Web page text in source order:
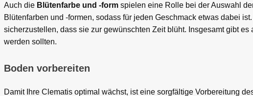
Auch die Blütenfarbe und -form spielen eine Rolle bei der Auswahl
Blütenfarben und -formen, sodass für jeden Geschmack etwas dabei
sicherzustellen, dass sie zur gewünschten Zeit blüht. Insgesamt gibt
werden sollten.
Boden vorbereiten
Damit Ihre Clematis optimal wächst, ist eine sorgfältige Vorbereitung